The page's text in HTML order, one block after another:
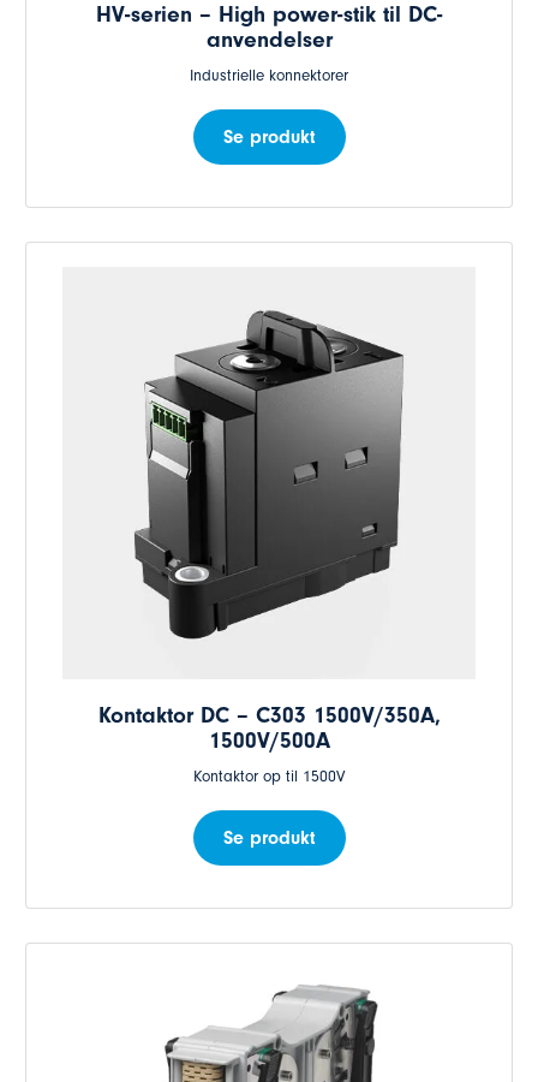
HV-serien – High power-stik til DC-
anvendelser
Industrielle konnektorer
Se produkt
Kontaktor DC – C303 1500V/350A,
1500V/500A
Kontaktor op til 1500V
Se produkt